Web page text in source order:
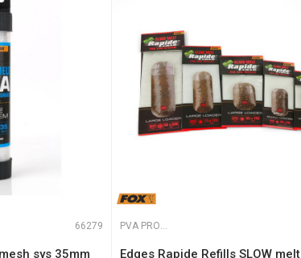
3 :
66279
sys 35mm
PVA PROGRAM
Edges Rapide Refills SLOW melt